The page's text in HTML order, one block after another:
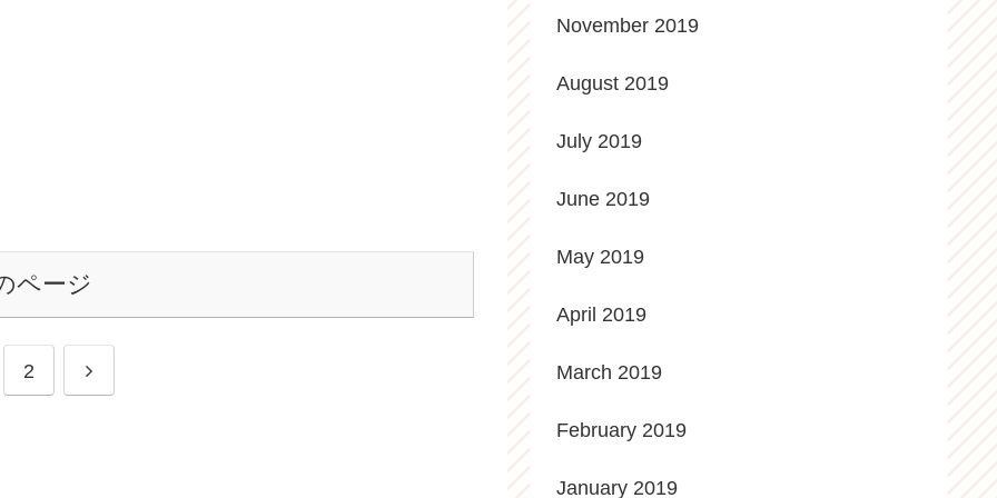
ページ
2
November 2019
August 2019
July 2019
June 2019
May 2019
April 2019
March 2019
February 2019
January 2019